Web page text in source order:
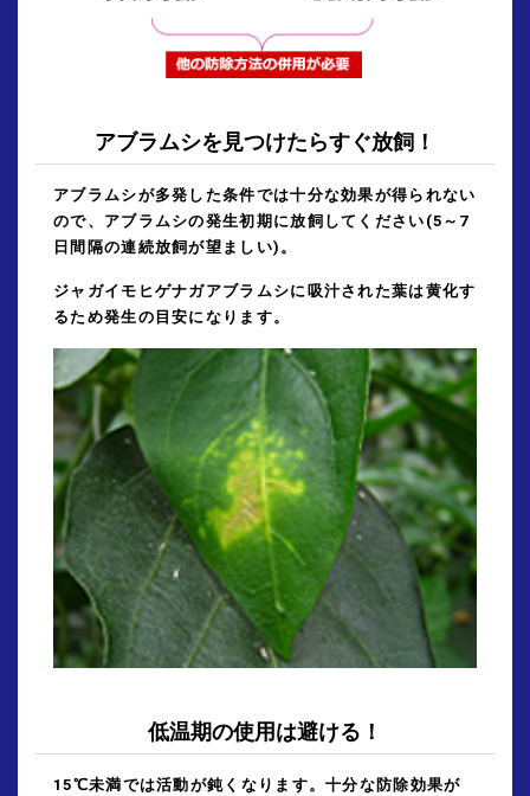
アブラムシを見つけたらすぐ放飼！
アブラムシが多発した条件では十分な効果が得られない
ので、アブラムシの発生初期に放飼してください(5～7
日間隔の連続放飼が望ましい)。
ジャガイモヒゲナガアブラムシに吸汁された葉は黄化す
るため発生の目安になります。
低温期の使用は避ける！
15℃未満では活動が鈍くなります。十分な防除効果が